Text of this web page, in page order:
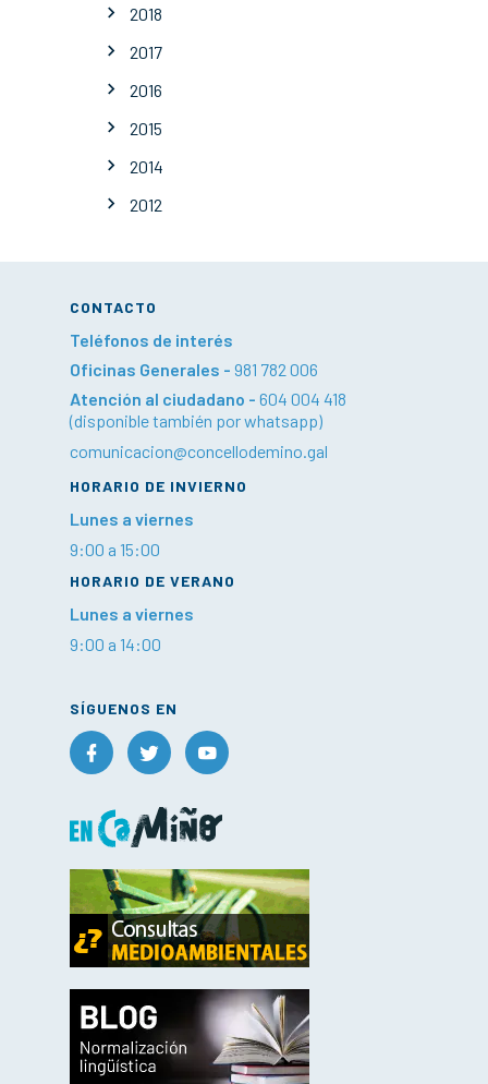
2018
2017
2016
2015
2014
2012
CONTACTO
Teléfonos de interés
Oficinas Generales - 981 782 006
Atención al ciudadano - 604 004 418
(disponible también por whatsapp)
comunicacion@concellodemino.gal
HORARIO DE INVIERNO
Lunes a viernes
9:00 a 15:00
HORARIO DE VERANO
Lunes a viernes
9:00 a 14:00
SÍGUENOS EN